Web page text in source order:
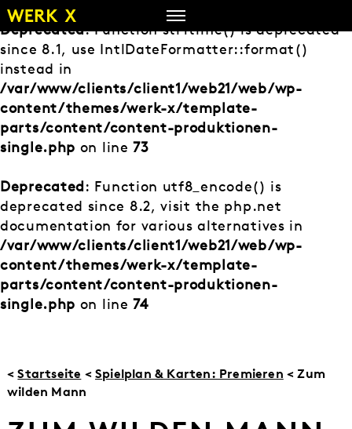
Zum
Inhalt
springen
Deprecated: Function strftime() is deprecated
since 8.1, use IntlDateFormatter::format()
instead in
/var/www/clients/client1/web21/web/wp-
content/themes/werk-x/template-
parts/content/content-produktionen-
single.php on line73
Deprecated: Function utf8_encode() is
deprecated since 8.2, visit the php.net
documentation for various alternatives in
/var/www/clients/client1/web21/web/wp-
content/themes/werk-x/template-
parts/content/content-produktionen-
single.php on line74
<Startseite < Spielplan & Karten: Premieren < Zum
wilden Mann